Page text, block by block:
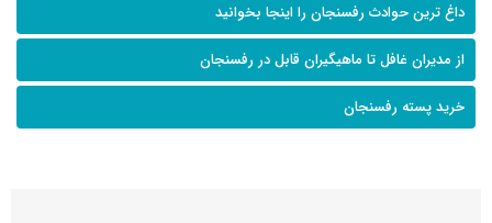
داغ ترین حوادث رفسنجان را اینجا بخوانید
از مدیران غافل تا ماهیگیران قابل در رفسنجان
خرید پسته رفسنجان